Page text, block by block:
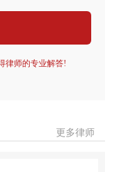
律师的专业解答!
更多律师